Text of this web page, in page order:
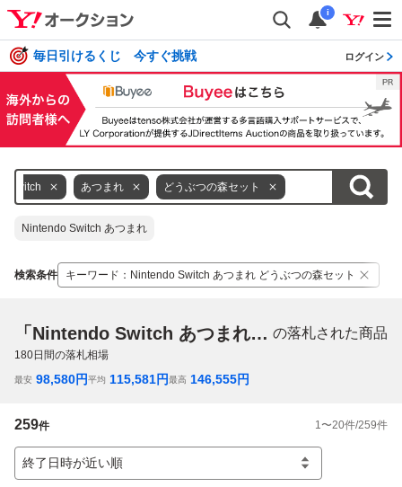
i
毎日引けるくじ 今すぐ挑戦 ログイン
Switch あつまれ どうぶつの森セット
Nintendo Switch あつまれ
検索条件 キーワード ： Nintendo Switch あつまれ どうぶつの森セット
「Nintendo Switch あつまれ どうぶつの森セット」 の落札された商品
180日間の落札相場
最安 98,580円平均 115,581円最高 146,555円
259件 1 〜20件/259件
終了日時が近い順